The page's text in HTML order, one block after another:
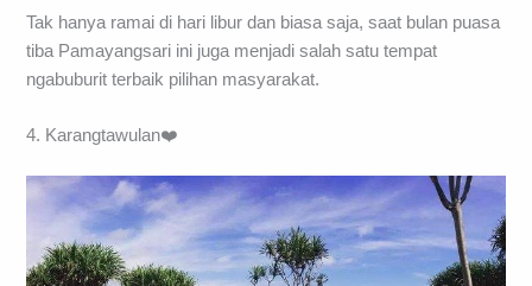
Tak hanya ramai di hari libur dan biasa saja, saat bulan puasa
tiba Pamayangsari ini juga menjadi salah satu tempat
ngabuburit terbaik pilihan masyarakat.
4. Karangtawulan❤️